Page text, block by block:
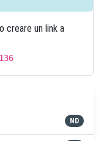
creare un link a
ND